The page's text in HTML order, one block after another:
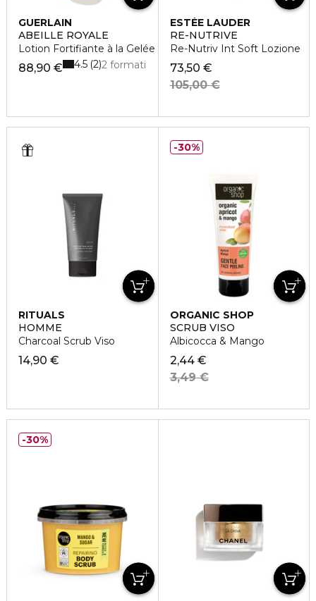
GUERLAIN
ABEILLE ROYALE
Lotion Fortifiante à la Gelée Royale
88,90 € 2 formati
4.5 2
ESTÉE LAUDER
RE-NUTRIVE
Re-Nutriv Int Soft Lozione
73,50 €
105,00 €
RITUALS
HOMME
Charcoal Scrub Viso
14,90 €
ORGANIC SHOP
SCRUB VISO
Albicocca & Mango
2,44 €
3,49 €
30%
30%